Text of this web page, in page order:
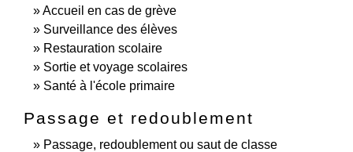
Accueil en cas de grève
Surveillance des élèves
Restauration scolaire
Sortie et voyage scolaires
Santé à l'école primaire
Passage et redoublement
Passage, redoublement ou saut de classe